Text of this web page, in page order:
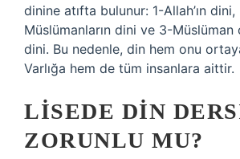
dinine atıfta bulunur: 1-Allah’ın
Müslümanların dini ve 3-Müslüman
dini. Bu nedenle, din hem onu
Varlığa hem de tüm insanlara aittir.
LISEDE DIN
ZORUNLU MU?